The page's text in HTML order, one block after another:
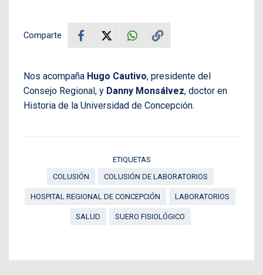
Comparte
Nos acompaña Hugo Cautivo, presidente del
Consejo Regional, y Danny Monsálvez, doctor en
Historia de la Universidad de Concepción.
ETIQUETAS
COLUSIÓN
COLUSIÓN DE LABORATORIOS
HOSPITAL REGIONAL DE CONCEPCIÓN LABORATORIOS
SALUD SUERO FISIOLÓGICO